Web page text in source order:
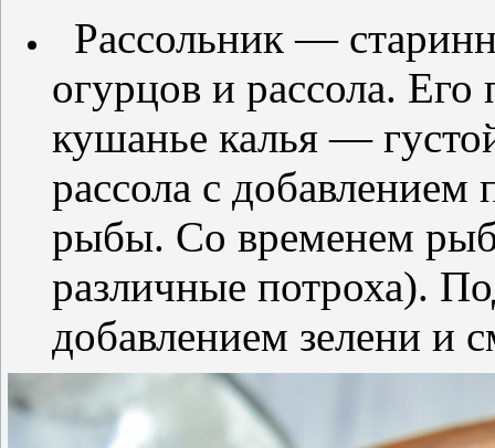
Рассольник —
огурцов и рассола. Его
кушанье калья —
рассола с
рыбы. Со временем
различные потроха).
добавлением зелени и